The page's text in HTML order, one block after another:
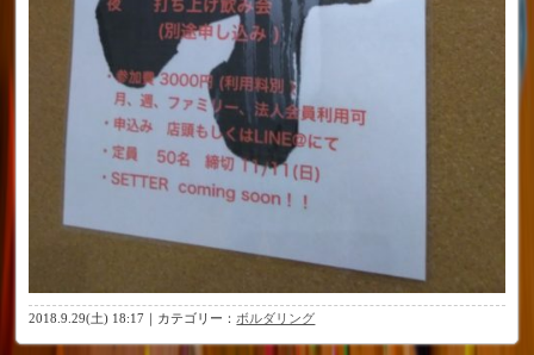
2018.9.29(土) 18:17｜カテゴリー：ボルダリング